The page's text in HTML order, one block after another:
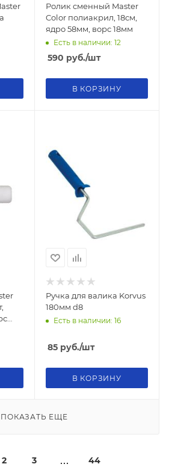
Ролик сменный Master
Color полиакрил, 18см,
ядро 58мм, ворс 18мм
Есть в наличии: 12
590 руб./шт
В КОРЗИНУ
Ручка для валика Korvus
180мм d8
Есть в наличии: 16
85руб./шт
В КОРЗИНУ
ПОКАЗАТЬ ЕЩЕ
2 3 44